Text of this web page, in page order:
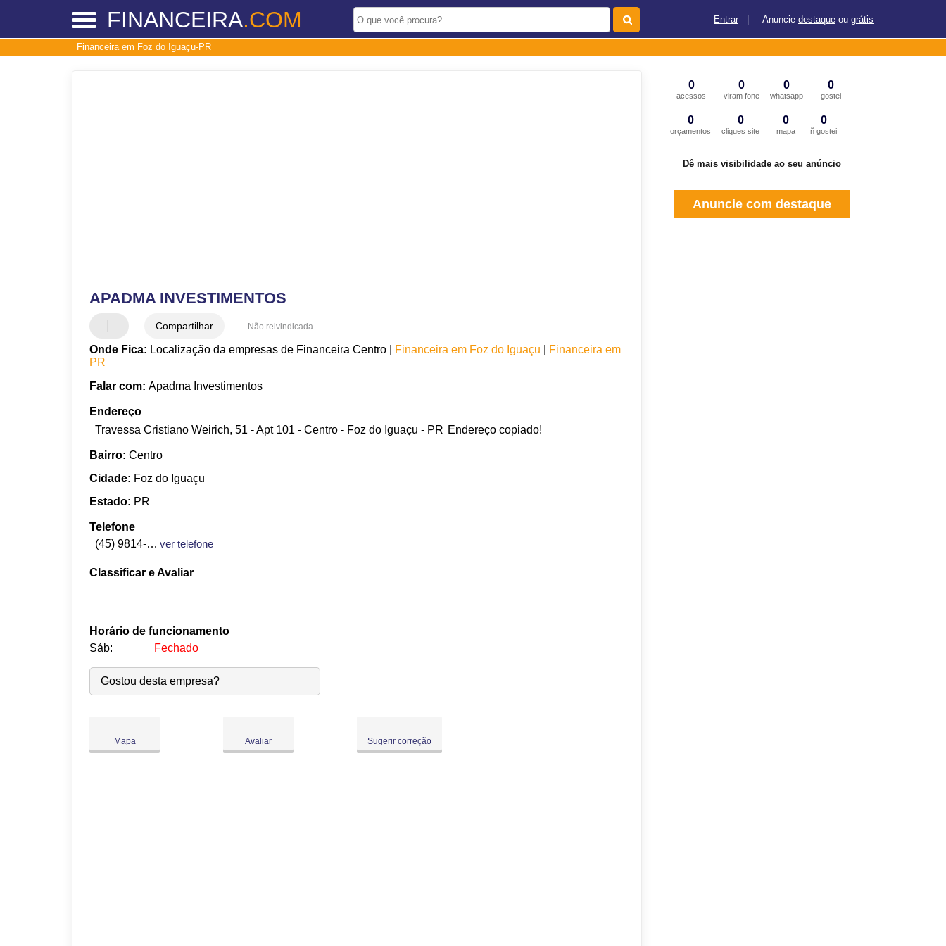
FINANCEIRA.COM Entrar Anuncie destaque ou grátis
Financeira em Foz do Iguaçu-PR
APADMA INVESTIMENTOS
Compartilhar Não reivindicada
Onde Fica: Localização da empresas de Financeira Centro | Financeira em Foz do Iguaçu
Financeira em
PR
Falar com: Apadma Investimentos
Endereço
Travessa Cristiano Weirich, 51 - Apt 101 - Centro - Foz do Iguaçu - PR Endereço copiado!
Bairro: Centro
Cidade: Foz do Iguaçu
Estado: PR
Telefone
(45) 9814-0988
ver telefone
Classificar e Avaliar
Horário de funcionamento
Sáb:
Fechado
Seg: 09:00
Ter:
09:00-18:00
Sex:
Abre às 09:00
Gostou desta empresa?
Mapa Avaliar Sugerir correção
0
acessos
0
viram fone
0
whatsapp
0
gostei
0
orçamentos
0
cliques site
0
mapa
0
ñ gostei
Dê mais visibilidade ao seu anúncio
Anuncie com destaque